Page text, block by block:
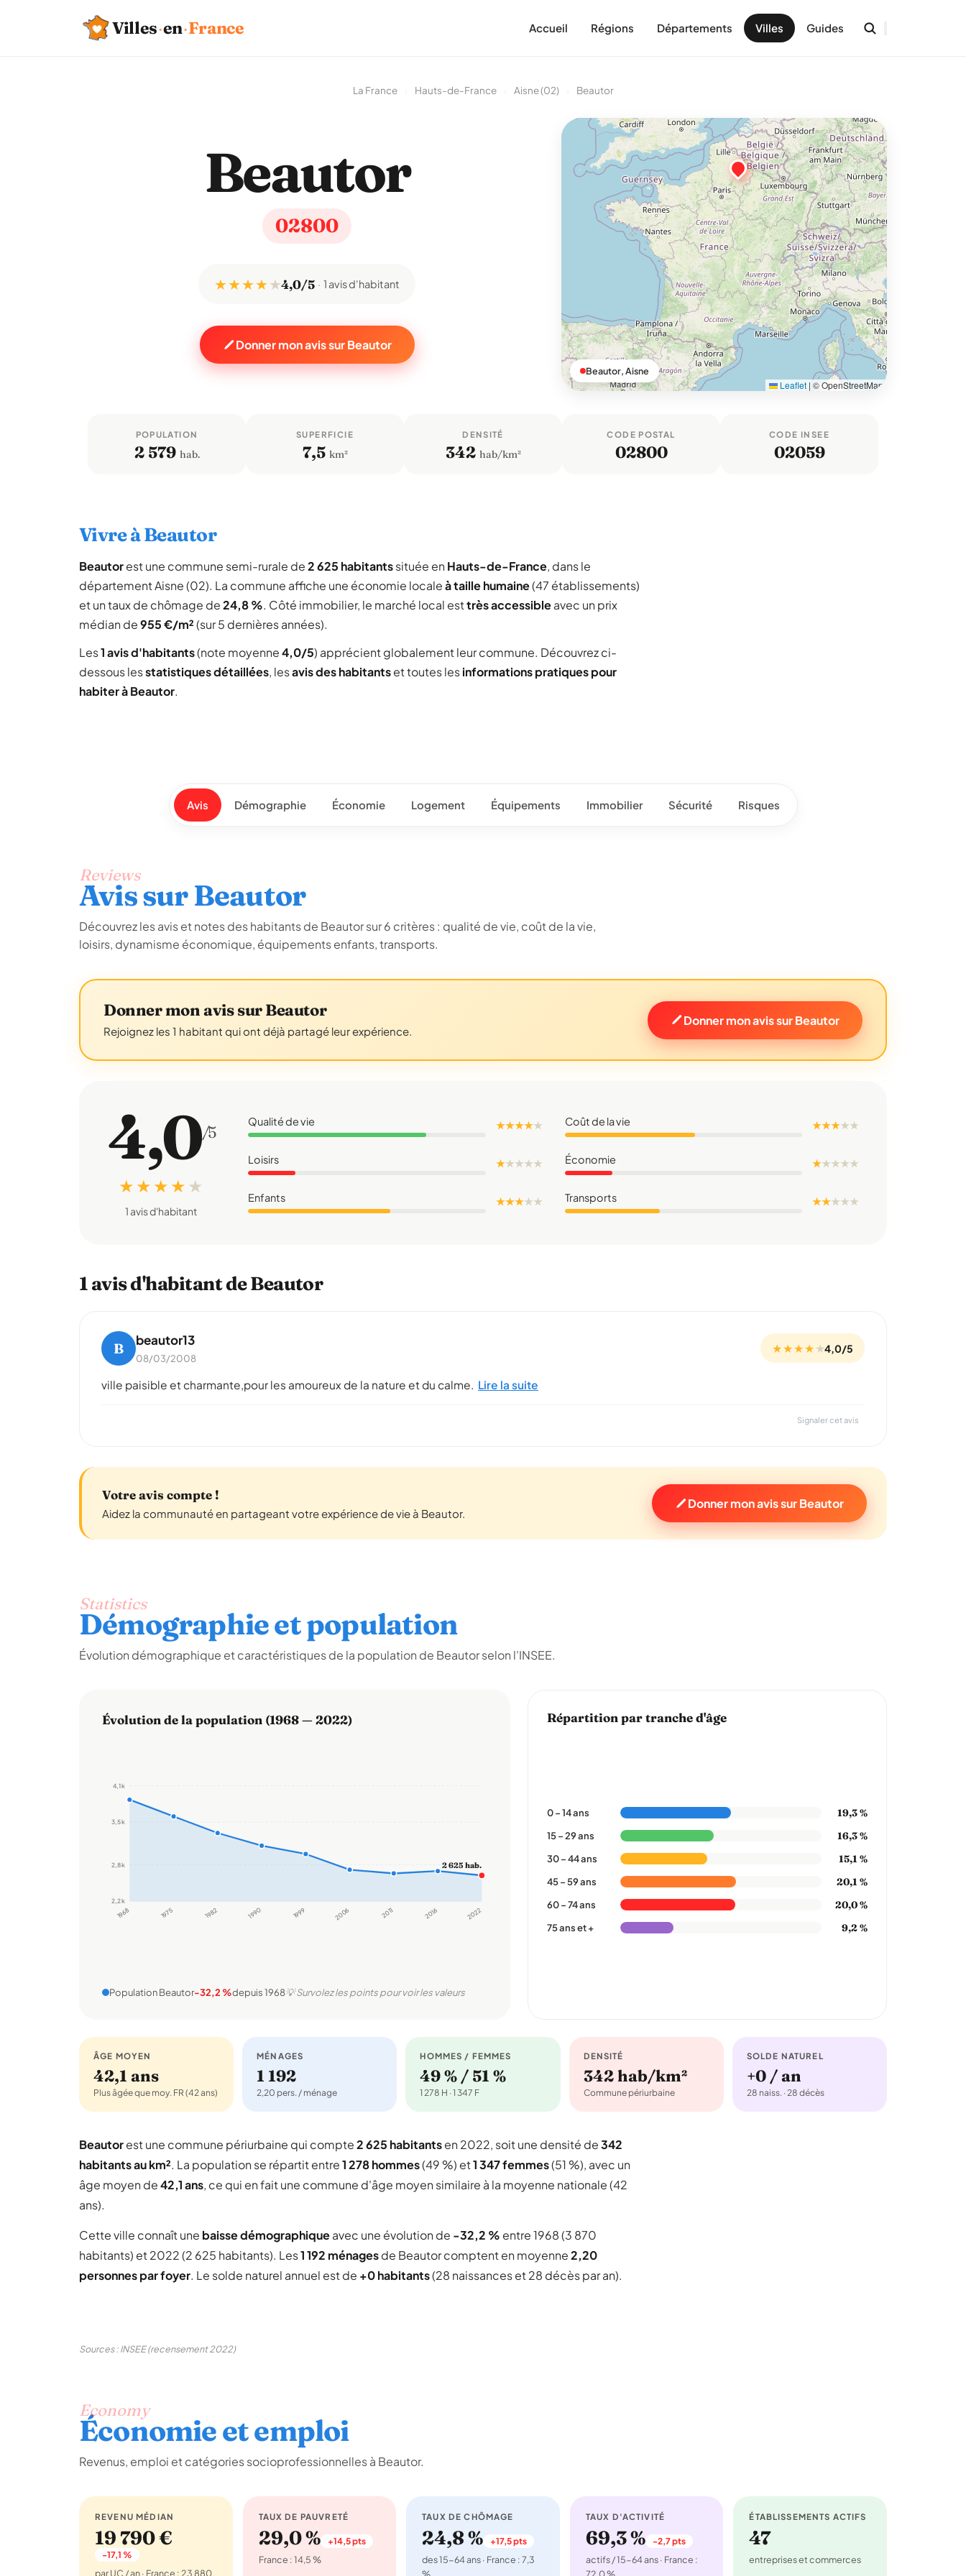
Villes·en·France Accueil Régions Départements Villes Guides
La France Hauts-de-France Aisne (02) Beautor
Beautor
02800
★ ★ ★ ★★4,0/5 1 avis d'habitant
Donner mon avis sur Beautor
Leaflet | © OpenStreetMap
Beautor, Aisne
POPULATION
2 579 hab.
SUPERFICIE
7,5 km²
DENSITÉ
342 hab/km²
CODE POSTAL
02800
CODE INSEE
02059
Vivre à Beautor
Beautorest une commune semi-rurale de2 625 habitantssituée en Hauts-de-France, dans le
département Aisne (02). La commune affiche une économie localeà taille humaine(47 établissements)
et un taux de chômage de24,8 %. Côté immobilier, le marché local esttrès accessibleavec un prix
médian de955 €/m²(sur 5 dernières années).
Les1 avis d'habitants(note moyenne4,0/5) apprécient globalement leur commune. Découvrez ci-
dessous lesstatistiques détaillées, lesavis des habitantset toutes lesinformations pratiques pour
habiter à Beautor.
Avis Démographie Économie Logement Équipements Immobilier Sécurité Risques
Reviews
Avis sur Beautor
Découvrez les avis et notes des habitants de Beautor sur 6 critères : qualité de vie, coût de la vie,
loisirs, dynamisme économique, équipements enfants, transports.
Donner mon avis sur Beautor
Rejoignez les 1 habitant qui ont déjà partagé leur expérience.
Donner mon avis sur Beautor
4,0/5
★ ★ ★ ★ ★
1 avis d'habitant
Qualité de vie ★ ★ ★ ★★ Coût de la vie ★ ★ ★★★
Loisirs ★★★★★ Économie ★★★★★
Enfants ★ ★ ★★★ Transports ★ ★★★★
1 avis d'habitant de Beautor
B beautor13
08/03/2008
★ ★ ★ ★★4,0/5
ville paisible et charmante,pour les amoureux de la nature et du calme. Lire la suite
Signaler cet avis
Votre avis compte !
Aidez la communauté en partageant votre expérience de vie à Beautor.
Donner mon avis sur Beautor
Statistics
Démographie et population
Évolution démographique et caractéristiques de la population de Beautor selon l'INSEE.
Évolution de la population (1968 — 2022)
2,2 k
2,8 k
3,5 k
4,1 k
1968 1975 1982 1990 1999 2006 2011 2016 2022
2 625 hab.
Population Beautor-32,2 %depuis 1968💡 Survolez les points pour voir les valeurs
Répartition par tranche d'âge
0 – 14 ans 19,3 %
15 – 29 ans 16,3 %
30 – 44 ans 15,1 %
45 – 59 ans 20,1 %
60 – 74 ans 20,0 %
75 ans et + 9,2 %
ÂGE MOYEN
42,1 ans
Plus âgée que moy. FR (42 ans)
MÉNAGES
1 192
2,20 pers. / ménage
HOMMES / FEMMES
49 % / 51 %
1 278 H · 1 347 F
DENSITÉ
342 hab/km²
Commune périurbaine
SOLDE NATUREL
+0 / an
28 naiss. · 28 décès
Beautorest une commune périurbaine qui compte2 625 habitantsen 2022, soit une densité de342
habitants au km². La population se répartit entre1 278 hommes(49 %) et1 347 femmes(51 %), avec un
âge moyen de42,1 ans, ce qui en fait une commune d'âge moyen similaire à la moyenne nationale (42
ans).
Cette ville connaît une baisse démographiqueavec une évolution de -32,2 % entre 1968 (3 870
habitants) et 2022 (2 625 habitants). Les1 192 ménagesde Beautor comptent en moyenne2,20
personnes par foyer. Le solde naturel annuel est de +0 habitants(28 naissances et 28 décès par an).
Sources : INSEE (recensement 2022)
Economy
Économie et emploi
Revenus, emploi et catégories socioprofessionnelles à Beautor.
REVENU MÉDIAN
19 790 €
-17,1 %
par UC / an · France : 23 880
TAUX DE PAUVRETÉ
29,0 % +14,5 pts
France : 14,5 %
TAUX DE CHÔMAGE
24,8 % +17,5 pts
des 15-64 ans · France : 7,3
TAUX D'ACTIVITÉ
69,3 % -2,7 pts
actifs / 15-64 ans · France :
ÉTABLISSEMENTS ACTIFS
47
entreprises et commerces